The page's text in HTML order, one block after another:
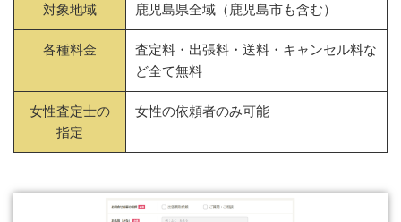
対象地域 鹿児島県全域（鹿児島市も含む）
各種料金
査定料・出張料・送料・キャンセル料な
ど全て無料
女性査定士の
指定
女性の依頼者のみ可能